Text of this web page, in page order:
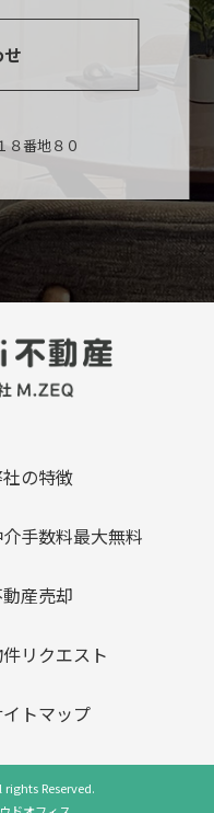
８番地８０
の特徴
手数料最大無料
産売却
リクエスト
トマップ
Reserved.